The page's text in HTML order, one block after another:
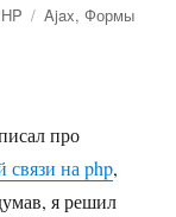
Метки
Ajax,Формы
про
связи на php,
я решил